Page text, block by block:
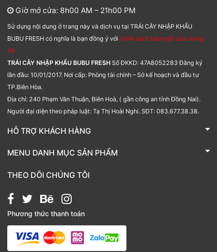
Giờ mở cửa: 8h00 AM – 21h00 PM
Sử dụng nội dung ở trang này và dịch vụ tại TRÁI CÂY NHẬP KHẨU
BUBU FRESH có nghĩa là bạn đồng ý với chính sách bảo mật của chúng
tôi
TRÁI CÂY NHẬP KHẨU BUBU FRESH Số ĐKKD: 47A8052283 Đăng ký
lần đầu: 10/01/2017. Nơi cấp: Phòng tài chính – Sở kế hoạch và đầu tư
TP.Biên Hòa.
Địa chỉ: 240 Phạm Văn Thuận, Biên Hoà, ( gần công an tỉnh Đồng Nai).
Người đại diện theo pháp luật: Tạ Thị Hoài Nghi. SĐT: 083.677.38.38.
HỖ TRỢ KHÁCH HÀNG
TRÁI CÂY NHẬP KHẨU BUBU FRESH
MENU DANH MỤC SẢN PHẨM
Bánh kẹo
Giỏ quà tặng
Hạt chia
Hạt dẻ cười
Hạt hạnh nhân
THEO DÕI CHÚNG TÔI
Phương thức thanh toán